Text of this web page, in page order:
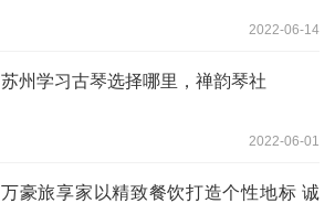
2022-06-14
苏州学习古琴选择哪里，禅韵琴社
2022-06-01
万豪旅享家以精致餐饮打造个性地标 诚